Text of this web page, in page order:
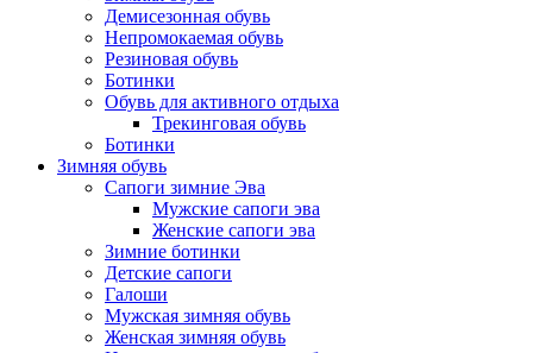
Демисезонная обувь
Непромокаемая обувь
Резиновая обувь
Ботинки
Обувь для активного отдыха
Трекинговая обувь
Ботинки
Зимняя обувь
Сапоги зимние Эва
Мужские сапоги эва
Женские сапоги эва
Зимние ботинки
Детские сапоги
Галоши
Мужская зимняя обувь
Женская зимняя обувь